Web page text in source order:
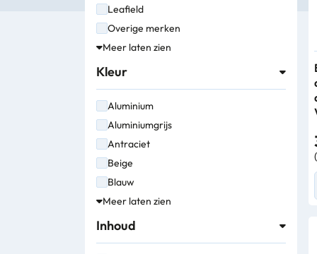
Persoonlijke
Bescherming
Leafield
Overige merken
Rubbermaid
Meer laten zien
Kleur
Aluminium
Aluminiumgrijs
Antraciet
Beige
Blauw
Bordeaux
Geel
Meer laten zien
Inhoud